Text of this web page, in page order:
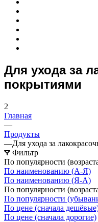
Для ухода за
покрытиями
2
Главная
—
Продукты
—Для ухода за
Фильтр
По популярности
По наименованию (А-Я)
По наименованию (Я-А)
По популярности
По популярности
По цене (сначала
По цене (сначала дорогие)